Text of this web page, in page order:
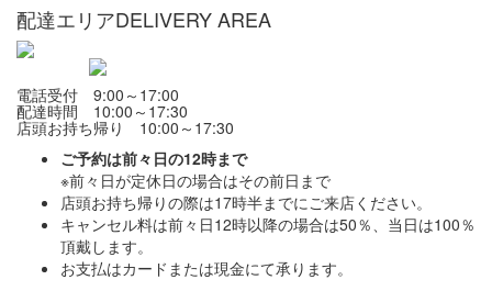
配達エリアDELIVERY AREA
電話受付 9:00～17:00
配達時間 10:00～17:30
店頭お持ち帰り 10:00～17:30
ご予約は前々日の12時まで
※前々日が定休日の場合はその前日まで
店頭お持ち帰りの際は17時半までにご来店ください。
キャンセル料は前々日12時以降の場合は50％、当日は100％
頂戴します。
お支払はカードまたは現金にて承ります。